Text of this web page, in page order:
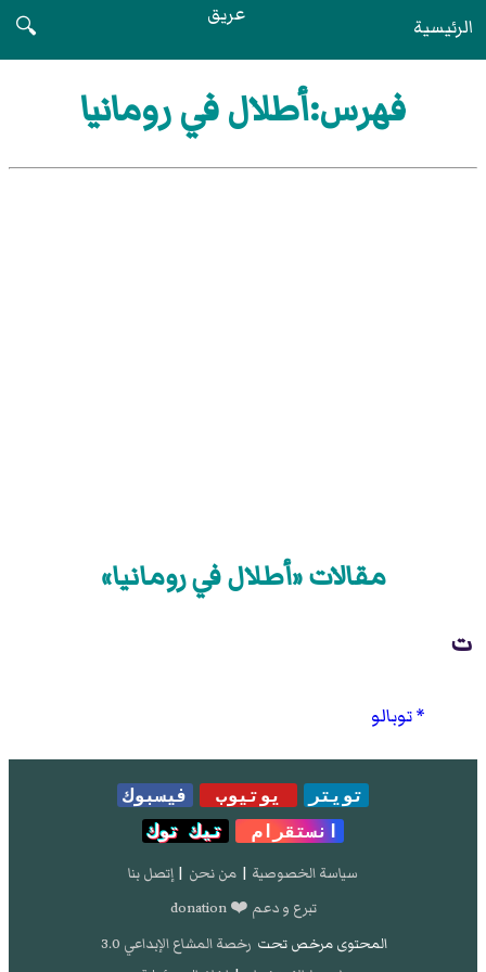
الرئيسية عريق
🔍
فهرس:أطلال في رومانيا
مقالات «أطلال في رومانيا»
ت
توبالو
تويتر يوتيوب
فيسبوك
انستقرام
تيك توك
سياسة الخصوصية | من نحن | إتصل بنا
تبرع و دعم ❤️ donation
المحتوى مرخص تحت رخصة المشاع الإبداعي 3.0